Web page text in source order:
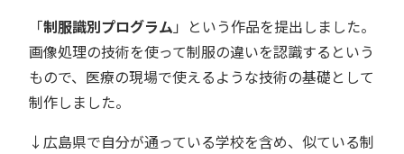
「制服識別プログラム 」という作品を提出しました。
画像処理の技術を使って制服の違いを認識するという
もので、医療の現場で使えるような技術の基礎として
制作しました。
↓広島県で自分が通っている学校を含め、似ている制